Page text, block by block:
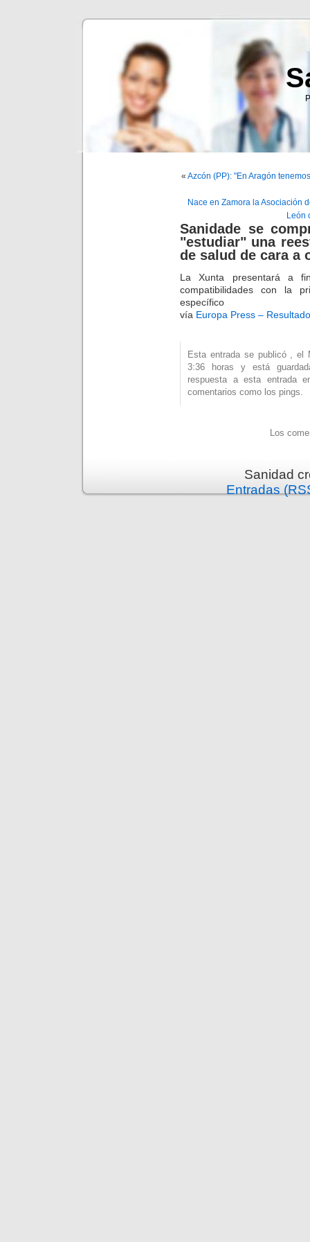
« Azcón (PP): "En Aragón
Nace en Zamora la Asociación
León
Sanidade se
"estudiar" una
de salud de cara a
La Xunta presentará a
compatibilidades con la
específico
vía Europa Press –
Esta entrada se publicó , el
3:36 horas y está
respuesta a esta entrada
comentarios como los pings.
Los
Sanidad
Entradas